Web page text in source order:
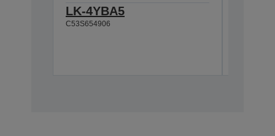
LK-4YBA5
C53S654906